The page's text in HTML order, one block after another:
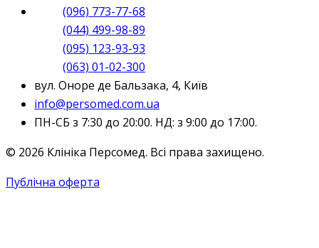
(096) 773-77-68
(044) 499-98-89
(095) 123-93-93
(063) 01-02-300
вул. Оноре де Бальзака, 4, Київ
info@persomed.com.ua
ПН-СБ з 7:30 до 20:00. НД: з 9:00 до 17:00.
© 2026 Клініка Персомед. Всі права захищено.
Публічна оферта